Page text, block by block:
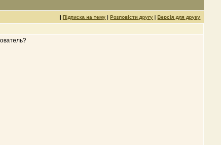
|Підписка на тему |Розповісти другу |Версія для друку